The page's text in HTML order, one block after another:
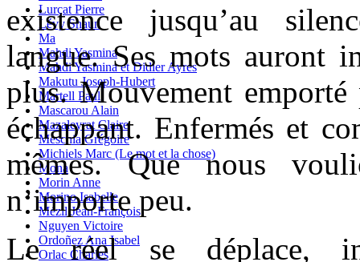
Lurçat Pierre
Lévy Shaun
Ma
Mahdi Yasmina
Mahdi Yasmina et Didier Ayres
Makutu Joseph-Hubert
Martell Paul
Mascarou Alain
Mazaleyrat Claire
Meschia Grégoire
Michiels Marc (Le mot et la chose)
Mona
Morin Anne
Morino Isabelle
Mézil Jean-François
Nguyen Victoire
Ordoñez Ana Isabel
Orlac Charles
existence jusqu’au
langue. Ses mots auront
plus. Mouvement
échappant. Enfermés et
mêmes. Que nous
n’importe peu.
Le réel se déplace,